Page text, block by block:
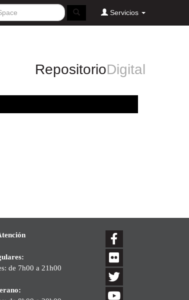
Servicios
RepositorioDigital
de 7h00 a 21h00